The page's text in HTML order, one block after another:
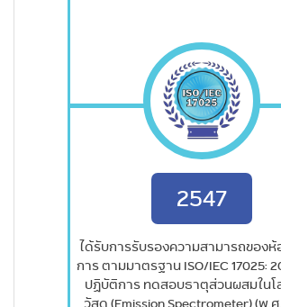
2547
ได้รับการรับรองความสามารถของ
การ ตามมาตรฐาน ISO/IEC 17025:
ปฏิบัติการ ทดสอบธาตุส่วนผสมในโ